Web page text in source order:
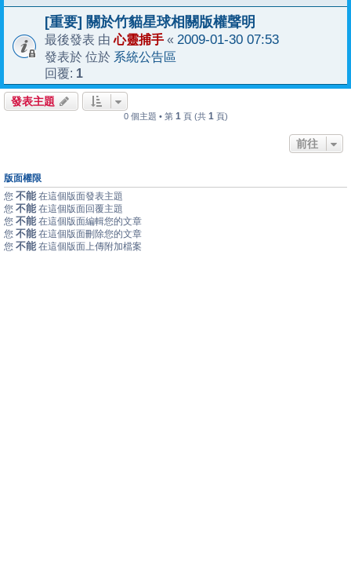
[重要] 關於竹貓星球相關版權聲明
最後發表 由心靈捕手 « 2009-01-30 07:53
發表於 位於 系統公告區
回覆: 1
發表主題
0 個主題 • 第 1 頁 (共 1 頁)
前往
版面權限
您 不能 在這個版面發表主題
您 不能 在這個版面回覆主題
您 不能 在這個版面編輯您的文章
您 不能 在這個版面刪除您的文章
您 不能 在這個版面上傳附加檔案